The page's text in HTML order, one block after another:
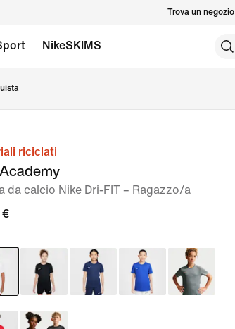
Trova un negozio
NikeSKIMS
riciclati
da calcio Nike Dri-FIT – Ragazzo/a
€